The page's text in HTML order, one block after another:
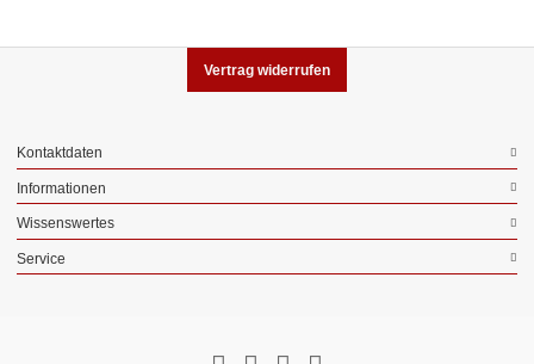
Vertrag widerrufen
Kontaktdaten
Informationen
Wissenswertes
Service